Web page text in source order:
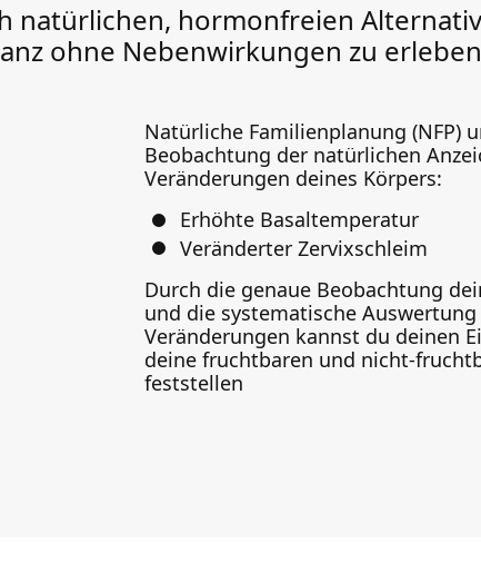
natürlichen, hormonfreien
ohne Nebenwirkungen zu
Natürliche Familienplanung (NFP)
Beobachtung der natürlichen
Veränderungen deines Körpers:
Erhöhte Basaltemperatur
Veränderter Zervixschleim
Durch die genaue Beobachtung
und die systematische
Veränderungen kannst du deinen
deine fruchtbaren und nicht-
feststellen